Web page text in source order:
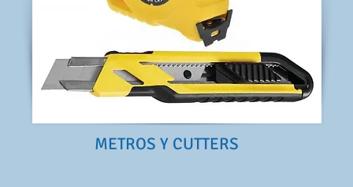
METROS Y CUTTERS